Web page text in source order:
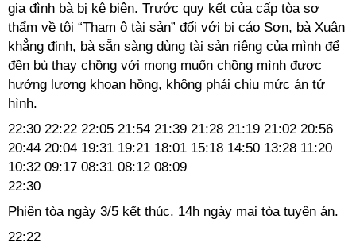
gia đình bà bị kê biên. Trước quy kết của cấp tòa sơ
thẩm về tội “Tham ô tài sản” đối với bị cáo Sơn, bà Xuân
khẳng định, bà sẵn sàng dùng tài sản riêng của mình để
đền bù thay chồng với mong muốn chồng mình được
hưởng lượng khoan hồng, không phải chịu mức án tử
hình.
22:30 22:22 22:05 21:54 21:39 21:28 21:19 21:02 20:56
20:44 20:04 19:31 19:21 18:01 15:18 14:50 13:28 11:20
10:32 09:17 08:31 08:12 08:09
22:30
Phiên tòa ngày 3/5 kết thúc. 14h ngày mai tòa tuyên án.
22:22